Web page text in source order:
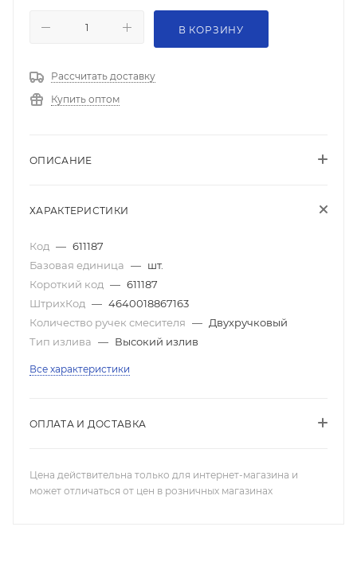
В КОРЗИНУ
Рассчитать доставку
Купить оптом
ОПИСАНИЕ
ХАРАКТЕРИСТИКИ
Код — 611187
Базовая единица — шт.
Короткий код — 611187
ШтрихКод — 4640018867163
Количество ручек смесителя — Двухручковый
Тип излива — Высокий излив
Все характеристики
ОПЛАТА И ДОСТАВКА
Цена действительна только для интернет-магазина и
может отличаться от цен в розничных магазинах